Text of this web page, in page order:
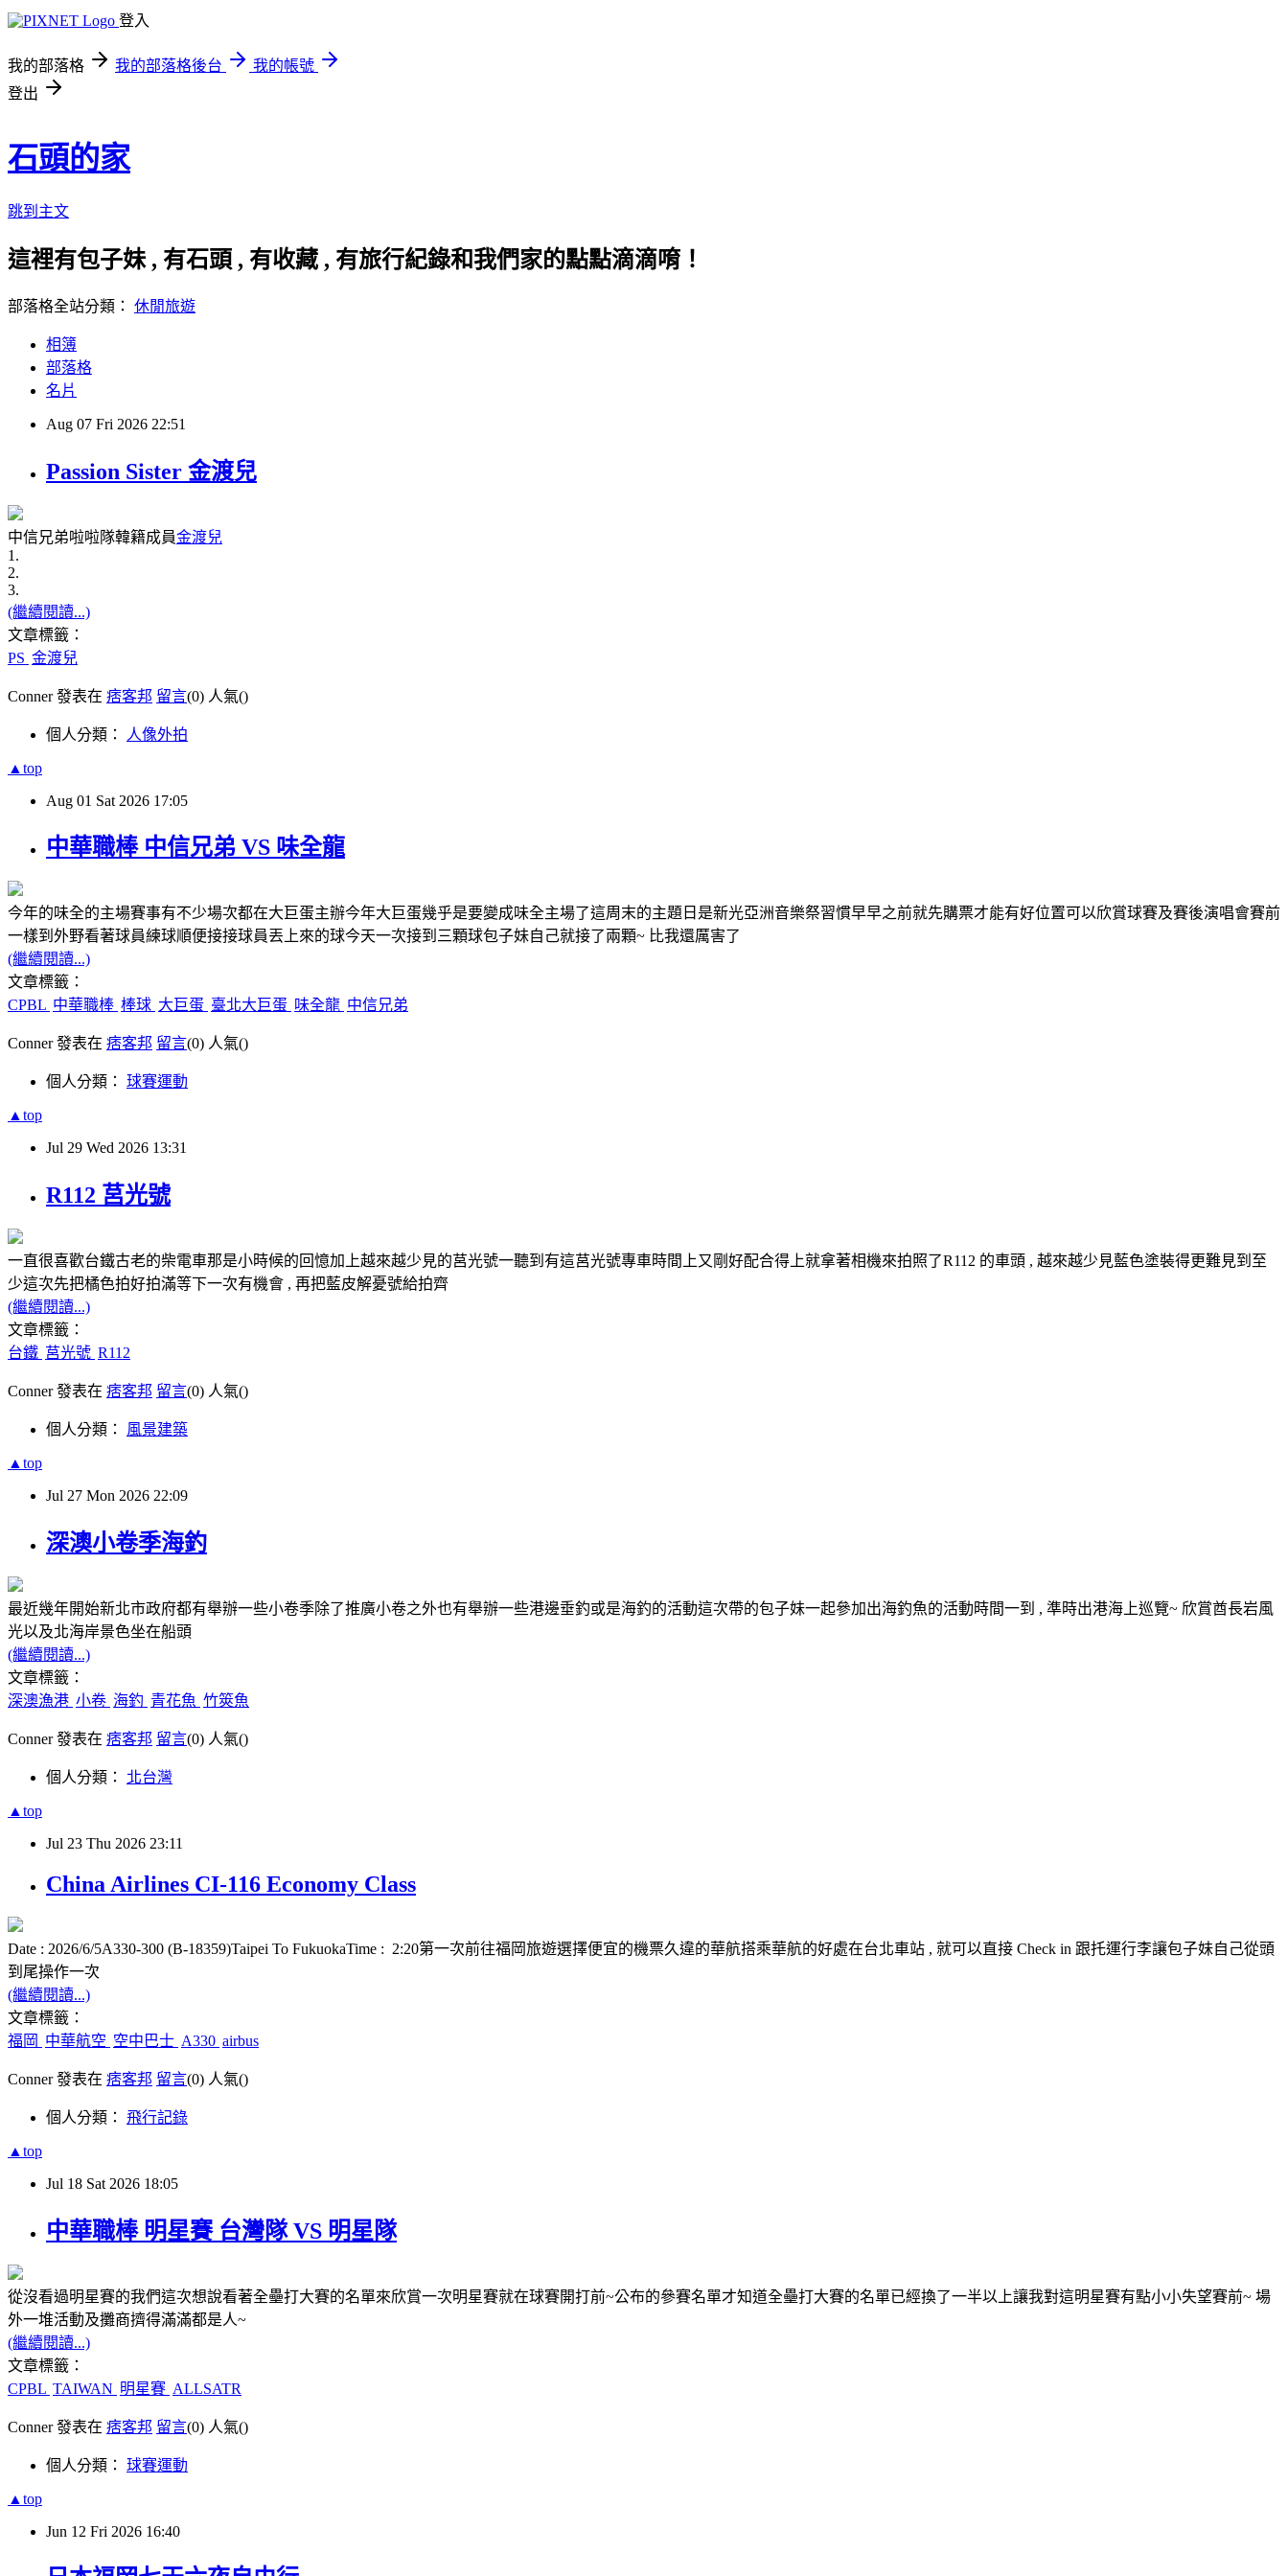
登入
我的部落格 我的部落格後台
我的帳號
登出
石頭的家
跳到主文
這裡有包子妹 , 有石頭 , 有收藏 , 有旅行紀錄和我們家的點點滴滴唷！
部落格全站分類： 休閒旅遊
相簿
部落格
名片
Aug 07 Fri 2026 22:51
Passion Sister 金渡兒
中信兄弟啦啦隊韓籍成員金渡兒
1.
2.
3.
(繼續閱讀...)
文章標籤：
PS 金渡兒
Conner 發表在 痞客邦 留言(0) 人氣()
個人分類： 人像外拍
▲top
Aug 01 Sat 2026 17:05
中華職棒 中信兄弟 VS 味全龍
今年的味全的主場賽事有不少場次都在大巨蛋主辦今年大巨蛋幾乎是要變成味全主場了這周末的主題日是新光亞洲音樂祭習慣早早之前就先購票才能有好位置可以欣賞球賽及賽後演唱會賽前
一樣到外野看著球員練球順便接接球員丟上來的球今天一次接到三顆球包子妹自己就接了兩顆~ 比我還厲害了
(繼續閱讀...)
文章標籤：
CPBL 中華職棒 棒球 大巨蛋 臺北大巨蛋 味全龍 中信兄弟
Conner 發表在 痞客邦 留言(0) 人氣()
個人分類： 球賽運動
▲top
Jul 29 Wed 2026 13:31
R112 莒光號
一直很喜歡台鐵古老的柴電車那是小時候的回憶加上越來越少見的莒光號一聽到有這莒光號專車時間上又剛好配合得上就拿著相機來拍照了R112 的車頭 , 越來越少見藍色塗裝得更難見到至
少這次先把橘色拍好拍滿等下一次有機會 , 再把藍皮解憂號給拍齊
(繼續閱讀...)
文章標籤：
台鐵 莒光號 R112
Conner 發表在 痞客邦 留言(0) 人氣()
個人分類： 風景建築
▲top
Jul 27 Mon 2026 22:09
深澳小卷季海釣
最近幾年開始新北市政府都有舉辦一些小卷季除了推廣小卷之外也有舉辦一些港邊垂釣或是海釣的活動這次帶的包子妹一起參加出海釣魚的活動時間一到 , 準時出港海上巡覽~ 欣賞酋長岩風
光以及北海岸景色坐在船頭
(繼續閱讀...)
文章標籤：
深澳漁港 小卷 海釣 青花魚 竹筴魚
Conner 發表在 痞客邦 留言(0) 人氣()
個人分類： 北台灣
▲top
Jul 23 Thu 2026 23:11
China Airlines CI-116 Economy Class
Date : 2026/6/5A330-300 (B-18359)Taipei To FukuokaTime : 2:20第一次前往福岡旅遊選擇便宜的機票久違的華航搭乘華航的好處在台北車站 , 就可以直接 Check in 跟托運行李讓包子妹自己從頭
到尾操作一次
(繼續閱讀...)
文章標籤：
福岡
中華航空 空中巴士 A330 airbus
Conner 發表在 痞客邦 留言(0) 人氣()
個人分類： 飛行記錄
▲top
Jul 18 Sat 2026 18:05
中華職棒 明星賽 台灣隊 VS 明星隊
從沒看過明星賽的我們這次想說看著全壘打大賽的名單來欣賞一次明星賽就在球賽開打前~公布的參賽名單才知道全壘打大賽的名單已經換了一半以上讓我對這明星賽有點小小失望賽前~ 場
外一堆活動及攤商擠得滿滿都是人~
(繼續閱讀...)
文章標籤：
CPBL TAIWAN 明星賽 ALLSATR
Conner 發表在 痞客邦 留言(0) 人氣()
個人分類： 球賽運動
▲top
Jun 12 Fri 2026 16:40